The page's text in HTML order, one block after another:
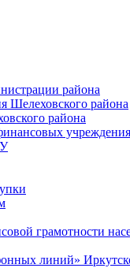
района
Шелеховского района
района
грамотности
линий»